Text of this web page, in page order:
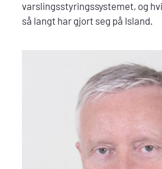
varslingsstyringssystemet, og
så langt har gjort seg på Island.